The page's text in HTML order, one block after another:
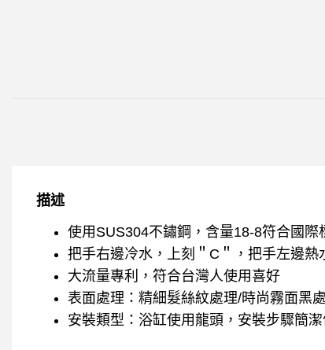
描述
使用SUS304不鏽鋼，含量18-8符合國
把手右邊冷水，上刻＂C＂，把手左邊
大流量專利，符合台灣人使用喜好
表面處理：精細髮絲紋處理/時尚霧面黑
安裝類型：浴缸使用龍頭，安裝步驟簡潔